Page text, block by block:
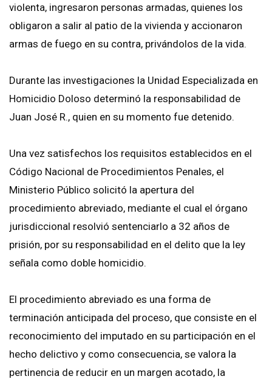
violenta, ingresaron personas armadas, quienes los
obligaron a salir al patio de la vivienda y accionaron
armas de fuego en su contra, privándolos de la vida.
Durante las investigaciones la Unidad Especializada en
Homicidio Doloso determinó la responsabilidad de
Juan José R., quien en su momento fue detenido.
Una vez satisfechos los requisitos establecidos en el
Código Nacional de Procedimientos Penales, el
Ministerio Público solicitó la apertura del
procedimiento abreviado, mediante el cual el órgano
jurisdiccional resolvió sentenciarlo a 32 años de
prisión, por su responsabilidad en el delito que la ley
señala como doble homicidio.
El procedimiento abreviado es una forma de
terminación anticipada del proceso, que consiste en el
reconocimiento del imputado en su participación en el
hecho delictivo y como consecuencia, se valora la
pertinencia de reducir en un margen acotado, la